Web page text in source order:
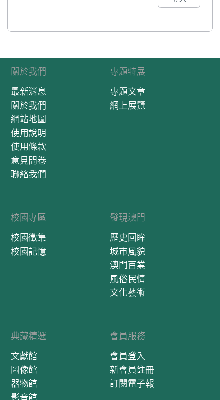
關於我們
最新消息
關於我們
網站地圖
使用說明
使用條款
意見問卷
聯絡我們
專題特展
專題文章
網上展覽
校園專區
校園徵集
校園記憶
發現澳門
歷史回眸
城市風貌
澳門百業
風俗民情
文化藝術
典藏精選
文獻館
圖像館
器物館
影音館
會員服務
會員登入
新會員註冊
訂閱電子報